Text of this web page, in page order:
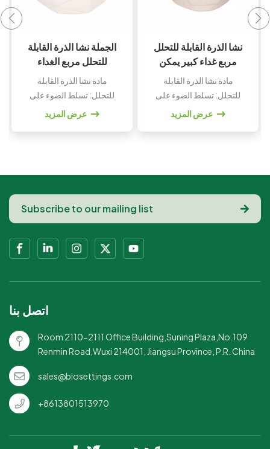
نشا الذرة القابلة للتحلل
مربع غداء كبير يمكن
التخلص منه صندوق
الوجبات الجاهزة مع
غطاء دائري مربع
السلطانية بالجملة
مادة نشا الذرة القابلة
للتحلل: تسلط الضوء على
التركيبة المستدامة لصندوق
والمقاهي التي تبحث عن
خيارات صديقة
للبيئة.للاستعمال مرة واحدة
ولكنها صديقة للبيئة: تجمع
بين الراحة والمسؤولية
آمن: يضمن منع التسرب
للأجزاء الكبيرة: مصممة
السخية.
عرض المزيد
نشا الذرة جولة قابلة
للتحلل يمكن التخلص
منها يسلب صناديق
الغداء والأوعية
مادة نشا الذرة القابلة
للتحلل البيولوجي: تعرض
الطبيعة الصديقة للبيئة
الجاهزة: مصممة لنقل
المواد الغذائية بشكل مريح
ومستدام.يمكن التخلص
للتسرب: يضمن الحمل
الشركات التي تركز على
تقليل التأثير البيئي.
عرض المزيد
اتصل بنا
Room 2110-2111 Office Building,Suning Plaza,No.109
Renmin Road,Wuxi 214001, Jiangsu Province, P.R. China
sales@biosettings.com
+8613801513970